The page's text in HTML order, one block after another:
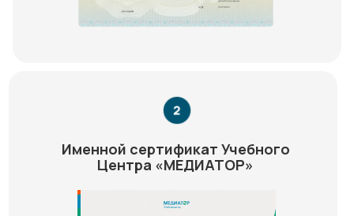
Именной сертификат Учебного
Центра «МЕДИАТОР»